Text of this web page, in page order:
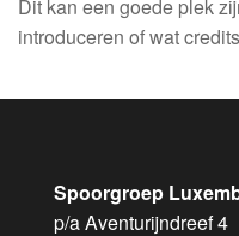
Dit kan een goede plek
introduceren of wat
Spoorgroep
p/a Aventurijndreef 4